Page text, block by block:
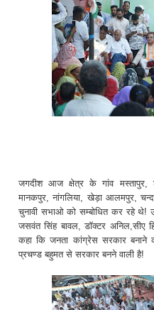
जगदीश आज क्षेत्र के गांव मस्तापुर,
मानकपुर, नांगलिया, खेड़ा आलमपुर,
चुनावी सभाओ को सम्बोधित कर रहे थे!
जसवंत सिंह बावल, डॉक्टर अनिल,सीए
कहा कि जनता कांग्रेस सरकार
प्रचण्ड बहुमत से सरकार बनने वाली है!